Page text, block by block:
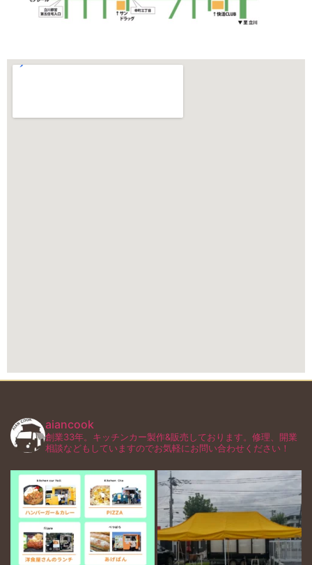
aiancook
創業33年。キッチンカー製作&販売しております。修理、開業
相談などもしていますのでお気軽にお問い合わせください！